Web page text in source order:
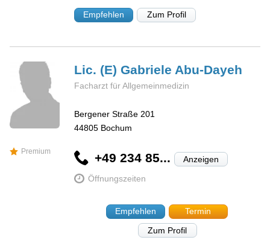
Empfehlen Zum Profil
Premium
Lic. (E) Gabriele Abu-Dayeh
Facharzt für Allgemeinmedizin
Bergener Straße 201
44805 Bochum
+49 234 85... Anzeigen
Öffnungszeiten
Empfehlen
Termin
Zum Profil